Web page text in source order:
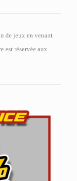
de jeux en venant
est réservée aux